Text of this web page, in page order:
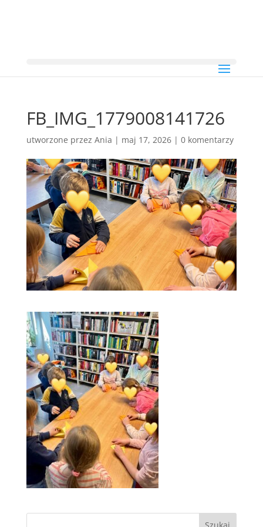
FB_IMG_1779008141726
utworzone przez Ania | maj 17, 2026| 0 komentarzy